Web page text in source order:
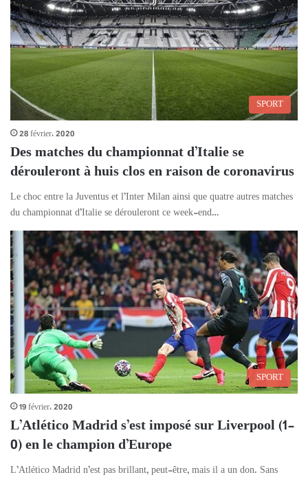
SPORT
28 février، 2020
Des matches du championnat d’Italie se
dérouleront à huis clos en raison de coronavirus
Le choc entre la Juventus et l’Inter Milan ainsi que quatre autres matches
du championnat d’Italie se dérouleront ce week-end…
SPORT
19 février، 2020
L’Atlético Madrid s’est imposé sur Liverpool (1-
0) en le champion d’Europe
L’Atlético Madrid n’est pas brillant, peut-être, mais il a un don. Sans